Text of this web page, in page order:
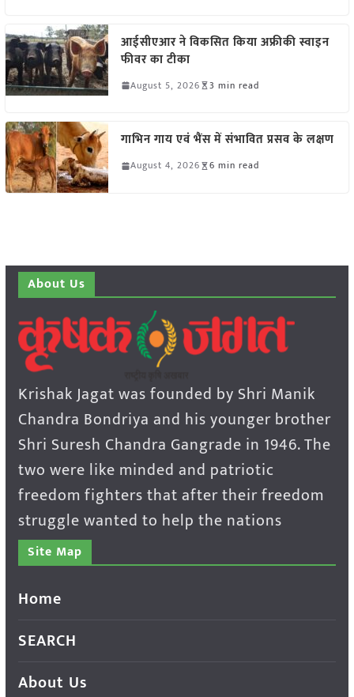
आईसीएआर ने विकसित किया अफ्रीकी स्वाइन
फीवर का टीका
August 5, 2026 3 min read
गाभिन गाय एवं भैंस में संभावित प्रसव के लक्षण
August 4, 2026 6 min read
About Us
Krishak Jagat was founded by Shri Manik
Chandra Bondriya and his younger brother
Shri Suresh Chandra Gangrade in 1946. The
two were like minded and patriotic
freedom fighters that after their freedom
struggle wanted to help the nations
Site Map
Home
SEARCH
About Us